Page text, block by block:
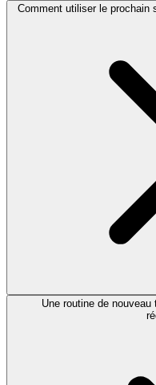
Comment utiliser le prochain
Une routine de